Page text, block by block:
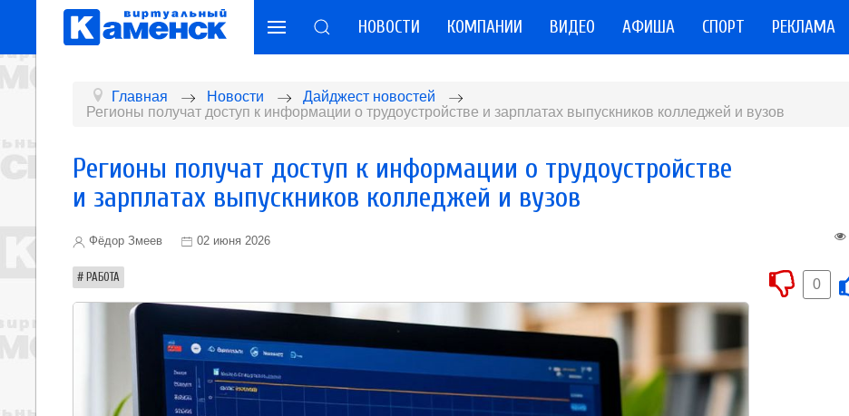
НОВОСТИ КОМПАНИИ ВИДЕО АФИША СПОРТ РЕКЛАМА
Главная Новости
Дайджест новостей
Регионы получат доступ к информации о трудоустройстве и зарплатах выпускников колледжей и вузов
Регионы получат доступ к информации о трудоустройстве
и зарплатах выпускников колледжей и вузов
Фёдор Змеев 02 июня 2026
РАБОТА 0